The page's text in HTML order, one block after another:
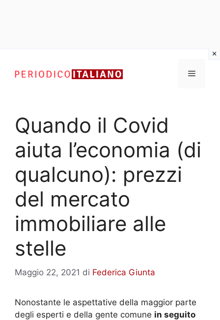
contenuto
Menu
Quando il Covid
aiuta l’economia (di
qualcuno): prezzi
del mercato
immobiliare alle
stelle
Maggio 22, 2021 di Federica Giunta
Nonostante le aspettative della maggior parte
degli esperti e della gente comune in seguito